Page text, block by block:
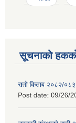
सूचनाको
रातो किताब २०८२/
Post date: 09/26/